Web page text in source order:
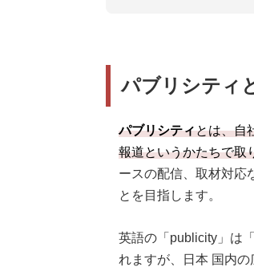
パブリシティ
パブリシティとは、自
報道というかたちで取
ースの配信、取材対応
とを目指します。
英語の「publicity」は
れますが、日本 国内